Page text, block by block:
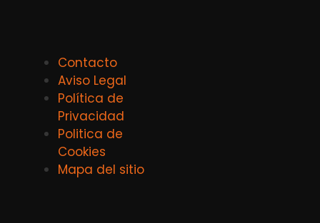
Contacto
Aviso Legal
Política de
Privacidad
Politica de
Cookies
Mapa del sitio